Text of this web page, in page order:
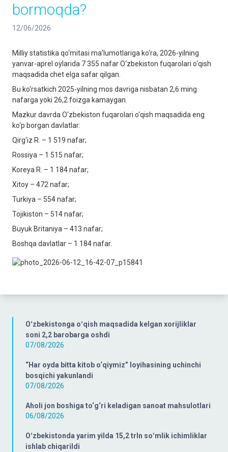
Oʻzbekistonga oʻqish maqsadida kelgan xorijliklar
soni 2,2 barobarga oshdi
07/08/2026
“Har oyda bitta kitob o‘qiymiz” loyihasining uchinchi
bosqichi yakunlandi
07/08/2026
Aholi jon boshiga to‘g‘ri keladigan sanoat mahsulotlari
06/08/2026
Oʻzbekistonda yarim yilda 15,2 trln soʻmlik ichimliklar
ishlab chiqarildi
bormoqda?
12/06/2026
Milliy statistika qo‘mitasi ma’lumotlariga ko‘ra, 2026-yilning
yanvar-aprel oylarida 7 355 nafar O‘zbekiston fuqarolari o‘qish
maqsadida chet elga safar qilgan.
Bu ko‘rsatkich 2025-yilning mos davriga nisbatan 2,6 ming
nafarga yoki 26,2 foizga kamaygan.
Mazkur davrda O‘zbekiston fuqarolari o‘qish maqsadida eng
ko‘p borgan davlatlar:
Qirg‘iz R. – 1 519 nafar;
Rossiya – 1 515 nafar;
Koreya R. – 1 184 nafar;
Xitoy – 472 nafar;
Turkiya – 554 nafar;
Tojikiston – 514 nafar;
Buyuk Britaniya – 413 nafar;
Boshqa davlatlar – 1 184 nafar.